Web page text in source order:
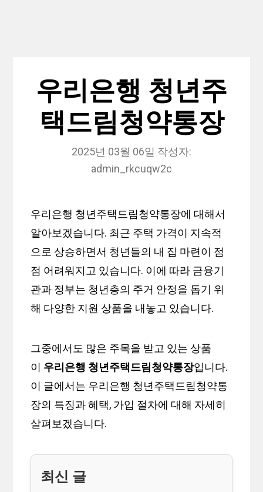
우리은행 청년주
택드림청약통장
2025년 03월 06일 작성자:
admin_rkcuqw2c
우리은행 청년주택드림청약통장에 대해서
알아보겠습니다. 최근 주택 가격이 지속적
으로 상승하면서 청년들의 내 집 마련이 점
점 어려워지고 있습니다. 이에 따라 금융기
관과 정부는 청년층의 주거 안정을 돕기 위
해 다양한 지원 상품을 내놓고 있습니다.
그중에서도 많은 주목을 받고 있는 상품
이 우리은행 청년주택드림청약통장입니다.
이 글에서는 우리은행 청년주택드림청약통
장의 특징과 혜택, 가입 절차에 대해 자세히
살펴보겠습니다.